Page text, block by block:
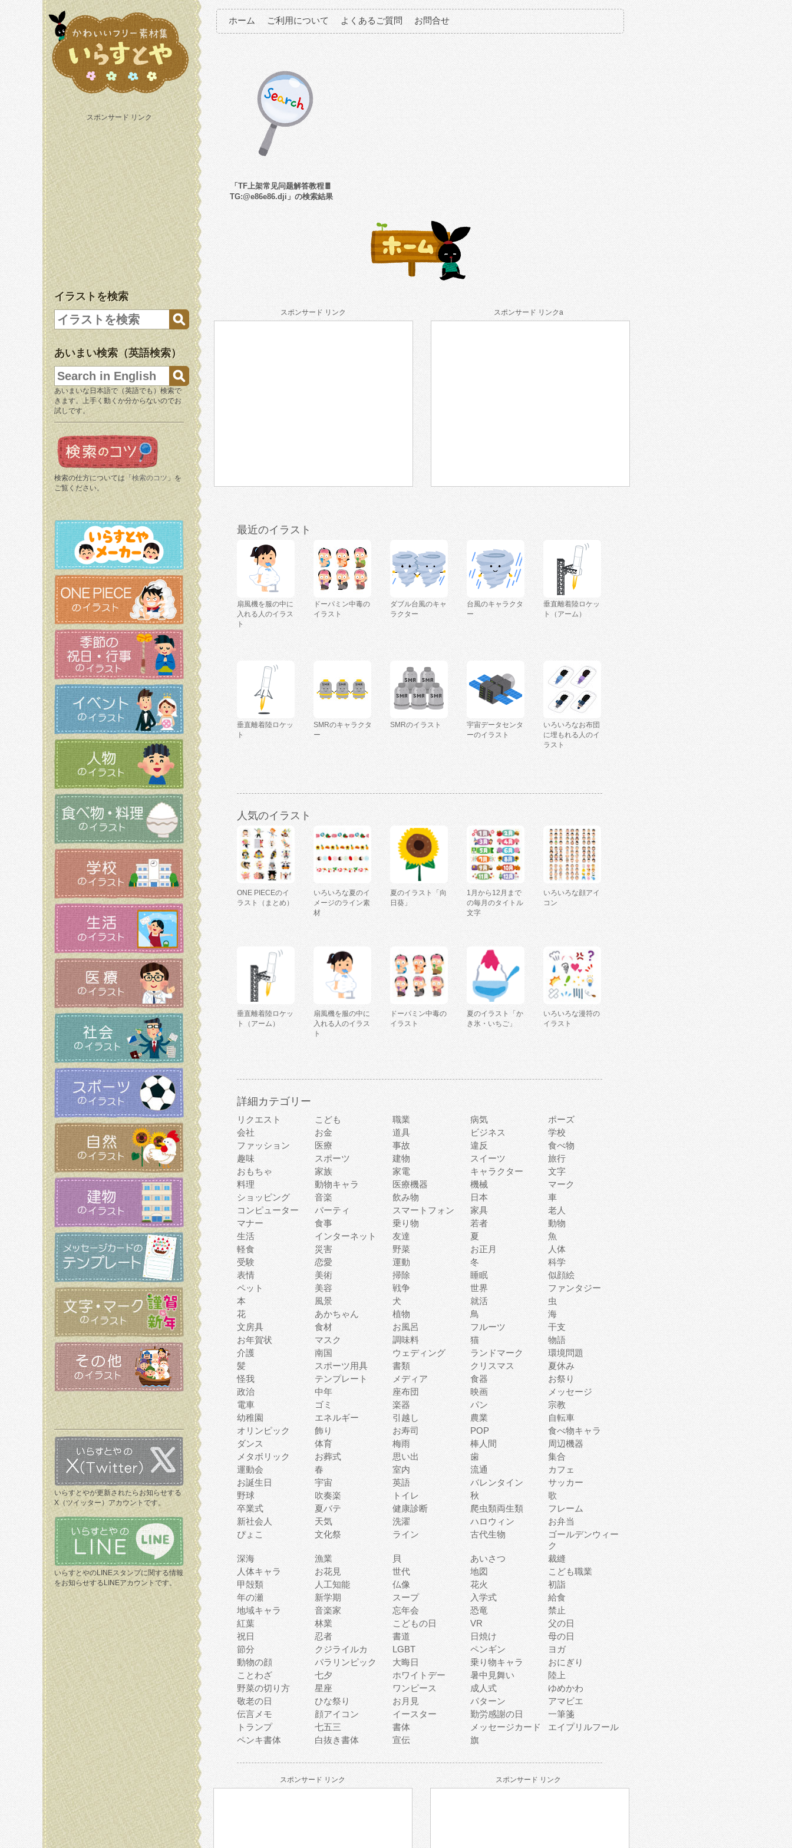
スポンサード リンク
イラストを検索
あいまい検索（英語検索）
あいまいな日本語で（英語でも）検索で
きます。上手く動くか分からないのでお
試しです。
検索の仕方については「 検索のコツ 」を
ご覧ください。
いらすとやが更新されたらお知らせする
X（ツイッター）アカウントです。
いらすとやのLINEスタンプに関する情報
をお知らせするLINEアカウントです。
ホーム ご利用について よくあるご質問 お問合せ
「TF上架常见问题解答教程🧧
TG:@e86e86.dji」の検索結果
スポンサード リンク スポンサード リンクa
最近のイラスト
扇風機を服の中に
入れる人のイラス
ト
ドーパミン中毒の
イラスト
ダブル台風のキャ
ラクター
台風のキャラクタ
ー
垂直離着陸ロケッ
ト（アーム）
垂直離着陸ロケッ
ト
SMRのキャラクタ
ー
SMRのイラスト
宇宙データセンタ
ーのイラスト
いろいろなお布団
に埋もれる人のイ
ラスト
人気のイラスト
ONE PIECEのイ
ラスト（まとめ）
いろいろな夏のイ
メージのライン素
材
夏のイラスト「向
日葵」
1月から12月まで
の毎月のタイトル
文字
いろいろな顔アイ
コン
垂直離着陸ロケッ
ト（アーム）
扇風機を服の中に
入れる人のイラス
ト
ドーパミン中毒の
イラスト
夏のイラスト「か
き氷・いちご」
いろいろな漫符の
イラスト
詳細カテゴリー
リクエスト こども 職業 病気
ポーズ
会社
お金 道具 ビジネス
学校
ファッション
医療 事故 違反
食べ物
趣味
スポーツ 建物 スイーツ
旅行
おもちゃ
家族 家電 キャラクター
文字
料理
動物キャラ 医療機器 機械
マーク
ショッピング
音楽 飲み物 日本
車
コンピューター
パーティ スマートフォン 家具
老人
マナー
食事 乗り物 若者
動物
生活
インターネット 友達 夏
魚
軽食
災害 野菜 お正月
人体
受験
恋愛 運動 冬
科学
表情
美術 掃除 睡眠
似顔絵
ペット
美容 戦争 世界
ファンタジー
本
風景 犬 就活
虫
花
あかちゃん 植物 鳥
海
文房具
食材 お風呂 フルーツ
干支
お年賀状
マスク 調味料 猫
物語
介護
南国 ウェディング ランドマーク
環境問題
髪
スポーツ用具 書類 クリスマス
夏休み
怪我
テンプレート メディア 食器
お祭り
政治
中年 座布団 映画
メッセージ
電車
ゴミ 楽器 パン
宗教
幼稚園
エネルギー 引越し 農業
自転車
オリンピック
飾り お寿司 POP
食べ物キャラ
ダンス
体育 梅雨 棒人間
周辺機器
メタボリック
お葬式 思い出 歯
集合
運動会
春 室内 流通
カフェ
お誕生日
宇宙 英語 バレンタイン
サッカー
野球
吹奏楽 トイレ 秋
歌
卒業式
夏バテ 健康診断 爬虫類両生類
フレーム
新社会人
天気 洗濯 ハロウィン
お弁当
ぴょこ
文化祭 ライン 古代生物
ゴールデンウィー
ク
深海
漁業 貝 あいさつ
裁縫
人体キャラ
お花見 世代 地図
こども職業
甲殻類
人工知能 仏像 花火
初詣
年の瀬
新学期 スープ 入学式
給食
地域キャラ
音楽家 忘年会 恐竜
禁止
紅葉
林業 こどもの日 VR
父の日
祝日
忍者 書道 日焼け
母の日
節分
クジライルカ LGBT ペンギン
ヨガ
動物の顔
パラリンピック 大晦日 乗り物キャラ
おにぎり
ことわざ
七夕 ホワイトデー 暑中見舞い
陸上
野菜の切り方
星座 ワンピース 成人式
ゆめかわ
敬老の日
ひな祭り お月見 パターン
アマビエ
伝言メモ
顔アイコン イースター 勤労感謝の日
一筆箋
トランプ
七五三 書体 メッセージカード
エイプリルフール
ペンキ書体
白抜き書体 宣伝 旗
スポンサード リンク スポンサード リンク